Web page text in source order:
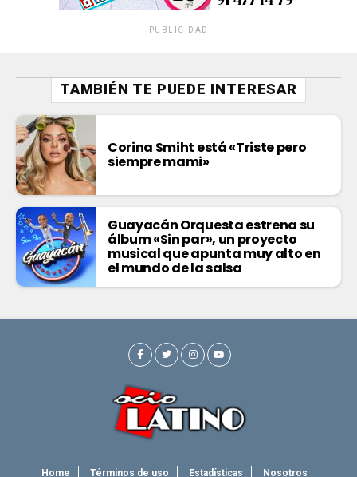
PUBLICIDAD
TAMBIÉN TE PUEDE INTERESAR
Corina Smiht está «Triste pero
siempre mami»
Guayacán Orquesta estrena su
álbum «Sin par», un proyecto
musical que apunta muy alto en
el mundo de la salsa
Home Términos de uso Estadísticas Nosotros